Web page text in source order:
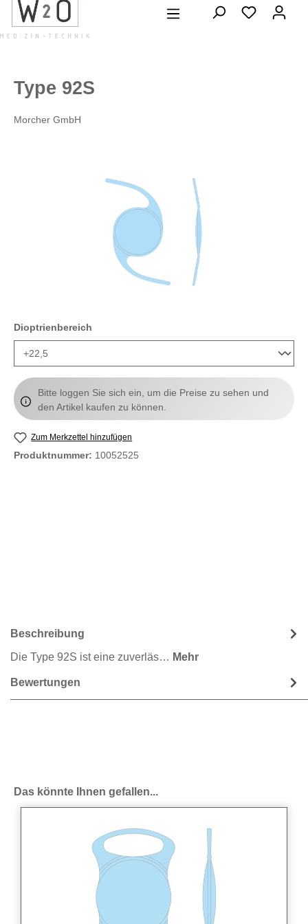
springen
Type 92S
Morcher GmbH
Dioptrienbereich
Bitte loggen Sie sich ein, um die Preise zu sehen und
den Artikel kaufen zu können.
Zum Merkzettel hinzufügen
Produktnummer: 10052525
Beschreibung
Die Type 92S ist eine zuverläs… Mehr
Bewertungen
Produktgalerie überspringen
Das könnte Ihnen gefallen...